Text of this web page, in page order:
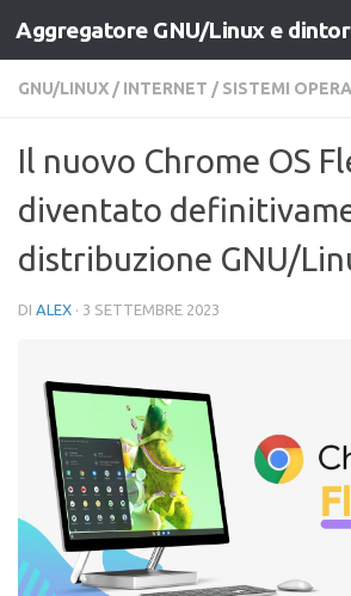
Salta al contenuto
Aggregatore GNU/Linux e
GNU/LINUX / INTERNET / SISTEMI
Il nuovo Chrome OS
diventato
distribuzione GNU/
DI ALEX · 3 SETTEMBRE 2023